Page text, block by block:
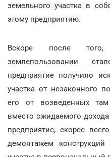
земельного участка в
этому предприятию.
Вскоре после
землепользовании
предприятие получило
участка от незаконного
его от возведенных
вместо ожидаемого
предприятие, скорее
демонтажем